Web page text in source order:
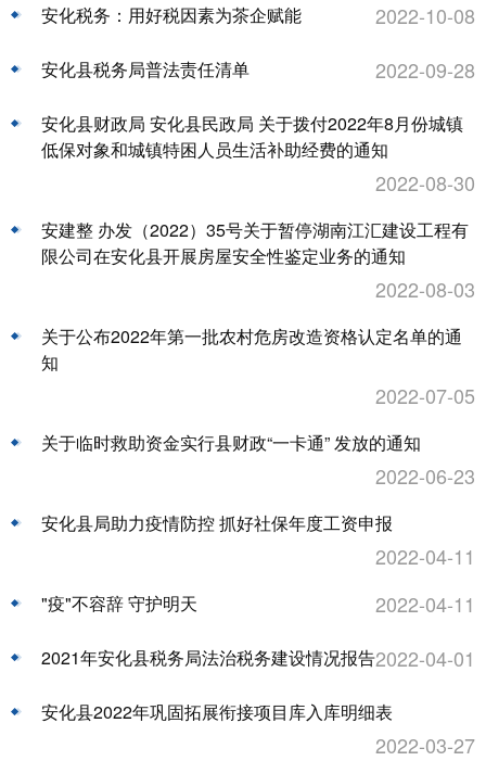
安化税务：用好税因素为茶企赋能 2022-10-08
安化县税务局普法责任清单 2022-09-28
安化县财政局 安化县民政局 关于拨付2022年8月份城镇
低保对象和城镇特困人员生活补助经费的通知
2022-08-30
安建整 办发（2022）35号关于暂停湖南江汇建设工程有
限公司在安化县开展房屋安全性鉴定业务的通知
2022-08-03
关于公布2022年第一批农村危房改造资格认定名单的通
知
2022-07-05
关于临时救助资金实行县财政“一卡通” 发放的通知
2022-06-23
安化县局助力疫情防控 抓好社保年度工资申报
2022-04-11
"疫"不容辞 守护明天 2022-04-11
2021年安化县税务局法治税务建设情况报告2022-04-01
安化县2022年巩固拓展衔接项目库入库明细表
2022-03-27